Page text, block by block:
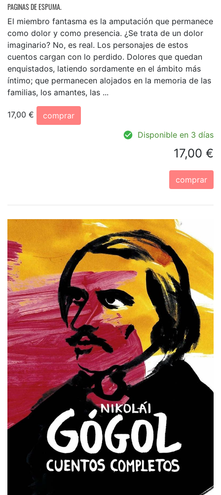
PAGINAS DE ESPUMA.
El miembro fantasma es la amputación que permanece
como dolor y como presencia. ¿Se trata de un dolor
imaginario? No, es real. Los personajes de estos
cuentos cargan con lo perdido. Dolores que quedan
enquistados, latiendo sordamente en el ámbito más
íntimo; que permanecen alojados en la memoria de las
familias, los amantes, las ...
17,00 €
comprar
Disponible en 3 días
17,00 €
comprar